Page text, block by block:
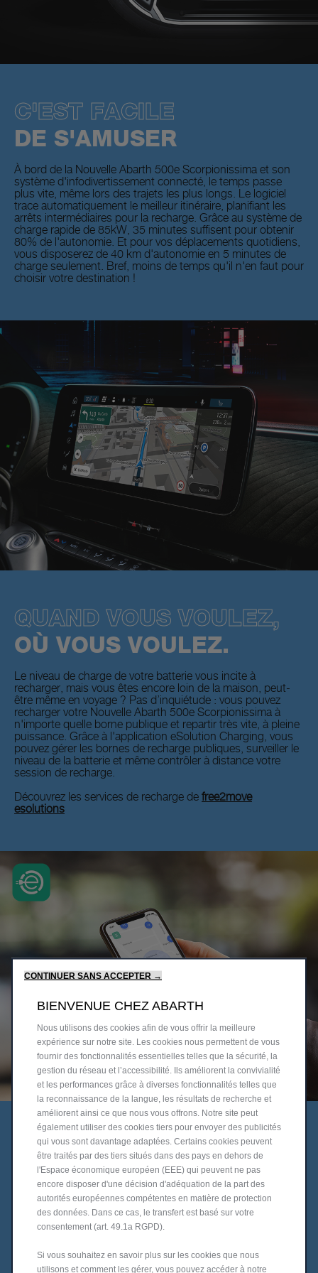
C'EST FACILE
DE S'AMUSER
À bord de la Nouvelle Abarth 500e Scorpionissima et son
système d'infodivertissement connecté, le temps passe
plus vite, même lors des trajets les plus longs. Le logiciel
trace automatiquement le meilleur itinéraire, planifiant les
arrêts intermédiaires pour la recharge. Grâce au système de
charge rapide de 85kW, 35 minutes suffisent pour obtenir
80% de l'autonomie. Et pour vos déplacements quotidiens,
vous disposerez de 40 km d'autonomie en 5 minutes de
charge seulement. Bref, moins de temps qu'il n'en faut pour
choisir votre destination !
QUAND VOUS VOULEZ,
OÙ VOUS VOULEZ.
Le niveau de charge de votre batterie vous incite à
recharger, mais vous êtes encore loin de la maison, peut-
être même en voyage ? Pas d’inquiétude : vous pouvez
recharger votre Nouvelle Abarth 500e Scorpionissima à
n'importe quelle borne publique et repartir très vite, à pleine
puissance. Grâce à l'application eSolution Charging, vous
pouvez gérer les bornes de recharge publiques, surveiller le
niveau de la batterie et même contrôler à distance votre
session de recharge.
Découvrez les services de recharge de free2move
esolutions
VOTRE POINT
DE CHARGE PRIVÉ
L'easyWallboxest votre borne de recharge personnelle à
domicile.
Conçue à partir de la technologie " Plug & Play ", elle ne
contrôlée à distance via l'application eSolutions Charging
App. Son capteur de gestion dynamique de l'énergie (DPM)
CONTINUER SANS ACCEPTER →
BIENVENUE CHEZ ABARTH
Nous utilisons des cookies afin de vous offrir la meilleure
expérience sur notre site. Les cookies nous permettent de vous
fournir des fonctionnalités essentielles telles que la sécurité, la
gestion du réseau et l’accessibilité. Ils améliorent la convivialité
et les performances grâce à diverses fonctionnalités telles que
la reconnaissance de la langue, les résultats de recherche et
améliorent ainsi ce que nous vous offrons. Notre site peut
également utiliser des cookies tiers pour envoyer des publicités
qui vous sont davantage adaptées. Certains cookies peuvent
être traités par des tiers situés dans des pays en dehors de
l'Espace économique européen (EEE) qui peuvent ne pas
encore disposer d'une décision d'adéquation de la part des
autorités européennes compétentes en matière de protection
des données. Dans ce cas, le transfert est basé sur votre
consentement (art. 49.1a RGPD).
Si vous souhaitez en savoir plus sur les cookies que nous
utilisons et comment les gérer, vous pouvez accéder à notre